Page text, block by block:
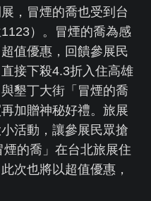
，冒煙的喬也受到台
）。冒煙的喬為感
值優惠，回饋參展民
接下殺4.3折入住高雄
墾丁大街「冒煙的喬
加贈神秘好禮。旅展
活動，讓參展民眾搶
的喬」在台北旅展住
次也將以超值優惠，